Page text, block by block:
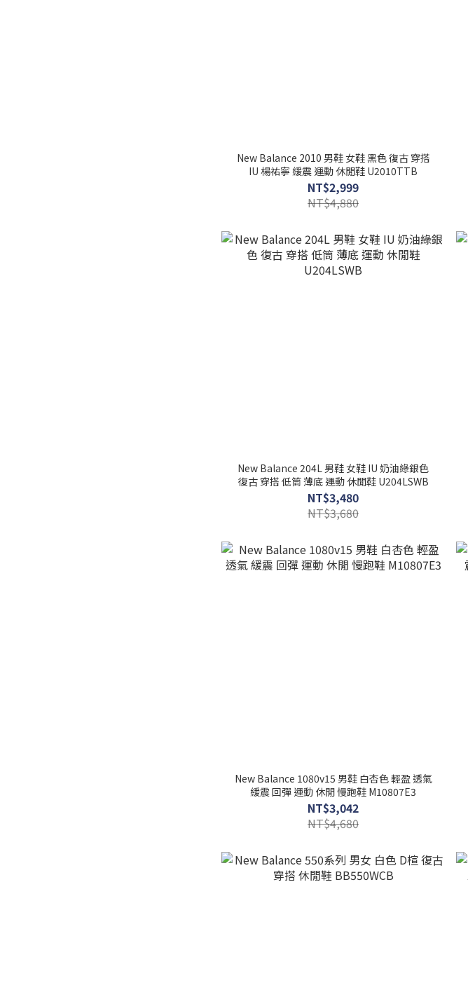
New Balance 2010 男鞋 女鞋 黑色 復古 穿搭
IU 楊祐寧 緩震 運動 休閒鞋 U2010TTB
NT$2,999
NT$4,880
New Balance 204L 男鞋 女鞋 IU 奶油綠銀色
復古 穿搭 低筒 薄底 運動 休閒鞋 U204LSWB
NT$3,480
NT$3,680
New Balance 1080v15 男鞋 白杏色 輕盈 透氣
緩震 回彈 運動 休閒 慢跑鞋 M10807E3
NT$3,042
NT$4,680